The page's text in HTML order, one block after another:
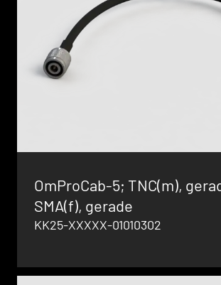
OmProCab-5; TNC(m),
SMA(f), gerade
KK25-XXXXX-01010302